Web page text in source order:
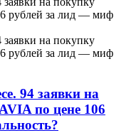
94 заявки на
по цене 106